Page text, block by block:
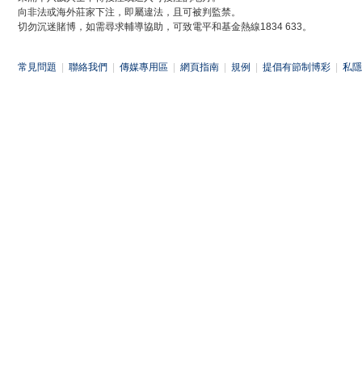
向非法或海外莊家下注，即屬違法，且可被判監禁。
切勿沉迷賭博，如需尋求輔導協助，可致電平和基金熱線1834 633。
常見問題 聯絡我們 傳媒專用區 網頁指南 規例 提倡有節制博彩 私